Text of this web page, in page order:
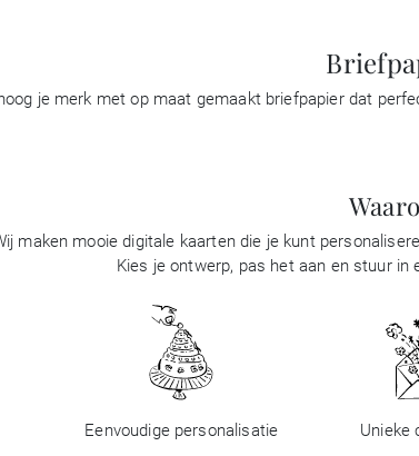
je merk met op maat gemaakt briefpapier dat
maken mooie digitale kaarten die je kunt
Kies je ontwerp, pas het aan en stuur in
Eenvoudige personalisatie Unieke